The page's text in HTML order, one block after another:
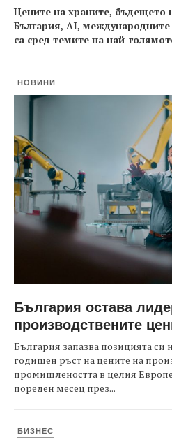
Цените на храните, бъдещето
България, AI,
са сред темите на най-
НОВИНИ
България остава
производствените
България запазва позицията си
годишен ръст на цените на
промишлеността в целия
пореден месец през...
БИЗНЕС